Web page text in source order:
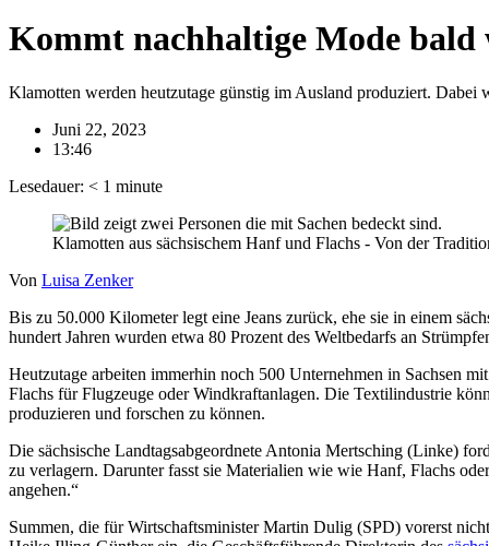
Kommt nachhaltige Mode bald
Klamotten werden heutzutage günstig im Ausland produziert.
Juni 22, 2023
13:46
Lesedauer: < 1 minute
Klamotten aus sächsischem Hanf und Flachs - Von der
Von Luisa Zenker
Bis zu 50.000 Kilometer legt eine Jeans zurück, ehe sie in einem
hundert Jahren wurden etwa 80 Prozent des Weltbedarfs an
Heutzutage arbeiten immerhin noch 500 Unternehmen in Sachsen
Flachs für Flugzeuge oder Windkraftanlagen. Die Textilindustrie
produzieren und forschen zu können.
Die sächsische Landtagsabgeordnete Antonia Mertsching (Linke)
zu verlagern. Darunter fasst sie Materialien wie wie Hanf, Flachs
angehen.“
Summen, die für Wirtschaftsminister Martin Dulig (SPD) vorerst